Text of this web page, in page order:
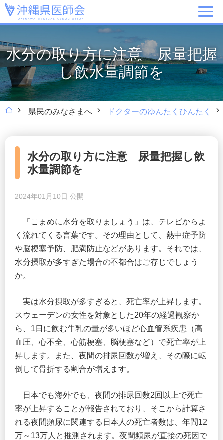
水分の取り方に注意 尿量把握
し飲水量調節を
県民のみなさまへ ドクターのゆんたくひんたく
水分の取り方に注意 尿量把握し飲
水量調節を
2024年01月10日 公開
「こまめに水分を取りましょう」は、テレビからよ
く流れてくる言葉です。その理由として、熱中症予防
や脳梗塞予防、肥満防止などがあります。それでは、
水分摂取が多すぎた場合の不都合はご存じでしょう
か。
実は水分摂取が多すぎると、死亡率が上昇します。
スウェーデンの女性を対象とした20年の経過観察か
ら、1日に飲む牛乳の量が多いほど心血管系疾患（高
血圧、心不全、心筋梗塞、脳梗塞など）で死亡率が上
昇します。また、夜間の排尿回数が増え、その際に転
倒して骨折する割合が増えます。
日本でも海外でも、夜間の排尿回数2回以上で死亡
率が上昇することが報告されており、そこから計算さ
れる夜間頻尿に関連する日本人の死亡者数は、年間12
万～13万人と推測されます。夜間頻尿が直接の死因で